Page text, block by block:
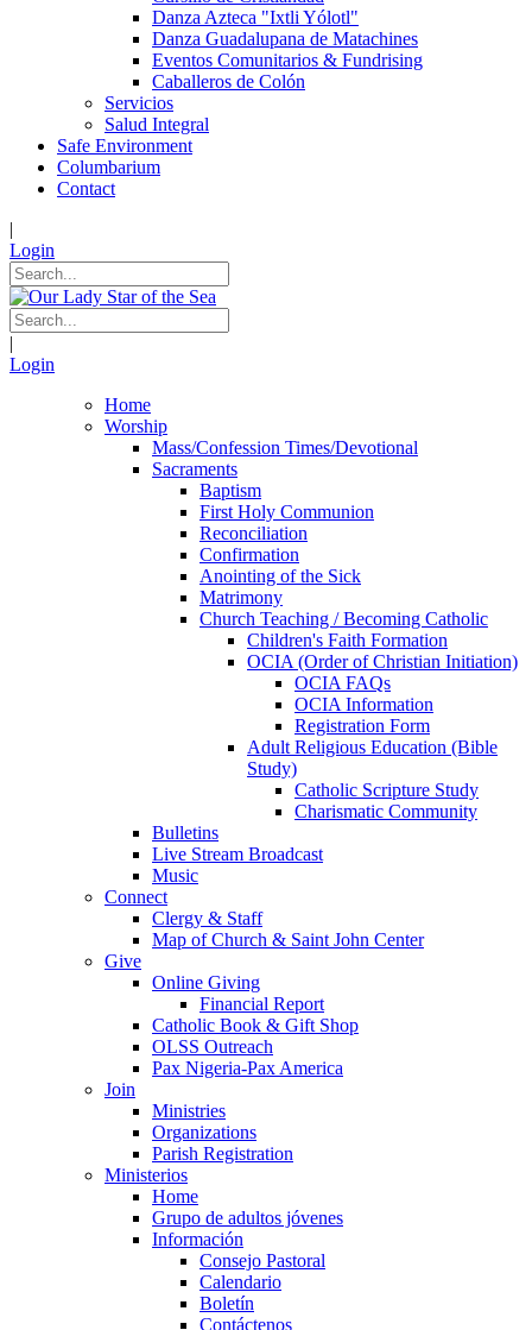
Danza Azteca "Ixtli Yólotl"
Danza Guadalupana de Matachines
Eventos Comunitarios & Fundrising
Caballeros de Colón
Servicios
Salud Integral
Safe Environment
Columbarium
Contact
|
Login
|
Login
Home
Worship
Mass/Confession Times/Devotional
Sacraments
Baptism
First Holy Communion
Reconciliation
Confirmation
Anointing of the Sick
Matrimony
Church Teaching / Becoming Catholic
Children's Faith Formation
OCIA (Order of Christian Initiation)
OCIA FAQs
OCIA Information
Registration Form
Adult Religious Education (Bible
Study)
Catholic Scripture Study
Charismatic Community
Bulletins
Live Stream Broadcast
Music
Connect
Clergy & Staff
Map of Church & Saint John Center
Give
Online Giving
Financial Report
Catholic Book & Gift Shop
OLSS Outreach
Pax Nigeria-Pax America
Join
Ministries
Organizations
Parish Registration
Ministerios
Home
Grupo de adultos jóvenes
Información
Consejo Pastoral
Calendario
Boletín
Contáctenos